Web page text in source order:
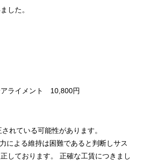
した。
ライメント 10,800円
れている可能性があります。
による維持は困難であると判断しサス
しております。 正確な工賃につきまし